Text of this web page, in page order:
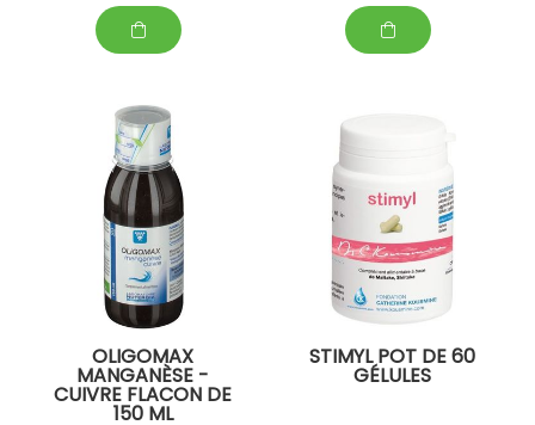
OLIGOMAX
MANGANÈSE -
CUIVRE FLACON DE
150 ML
STIMYL POT DE 60
GÉLULES